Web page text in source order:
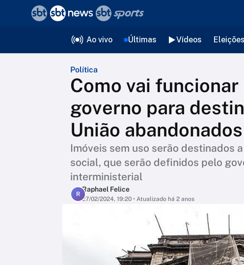
Ao vivo Últimas Vídeos Eleições
Política
Como vai
governo para
União
Imóveis sem uso serão destinados
social, que serão definidos pelo
interministerial
R
Raphael Felice
27/02/2024, 19:20 • Atualizado há 2 anos
voltar
Editorias